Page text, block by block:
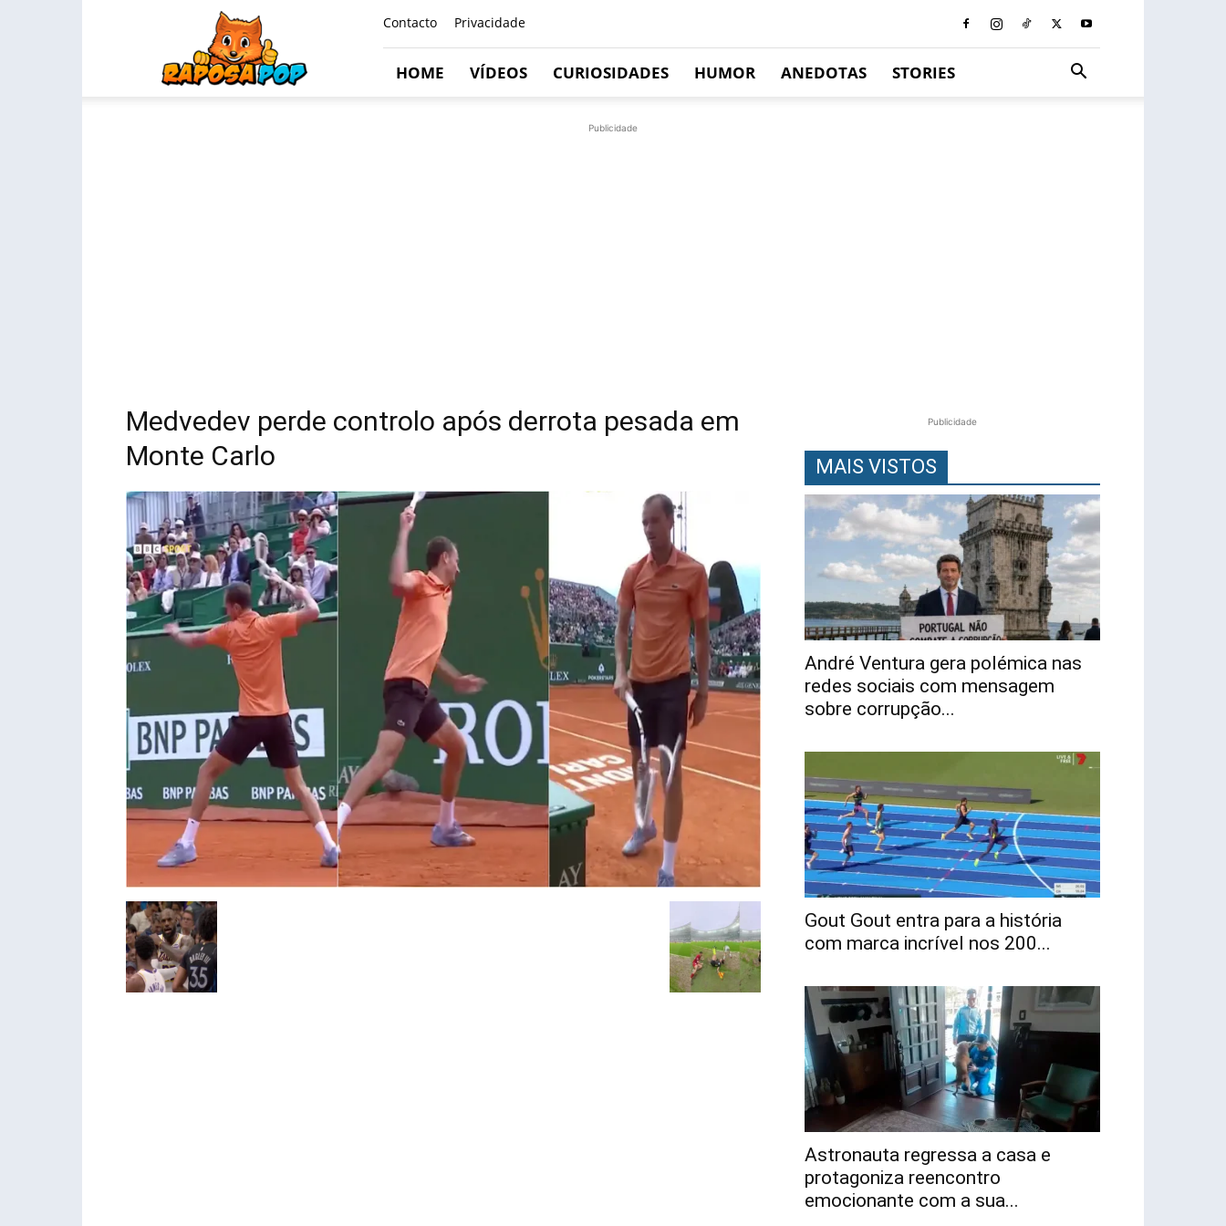
Contacto Privacidade
HOME VÍDEOS CURIOSIDADES HUMOR ANEDOTAS STORIES
Publicidade
Medvedev perde controlo após derrota pesada em
Monte Carlo
Publicidade
MAIS VISTOS
André Ventura gera polémica nas
redes sociais com mensagem
sobre corrupção...
Gout Gout entra para a história
com marca incrível nos 200...
Astronauta regressa a casa e
protagoniza reencontro
emocionante com a sua...